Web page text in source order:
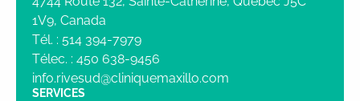
1V9, Canada
Tél. : 514 394-7979
Télec. : 450 638-9456
info.rivesud@cliniquemaxillo.com
SERVICES